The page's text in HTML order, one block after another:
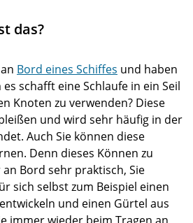
das?
Bord eines Schiffes und haben
schafft eine Schlaufe in ein Seil
Knoten zu verwenden? Diese
und wird sehr häufig in der
Auch Sie können diese
Denn dieses Können zu
Bord sehr praktisch, Sie
sich selbst zum Beispiel einen
und einen Gürtel aus